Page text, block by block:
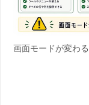
画面モードが変わ